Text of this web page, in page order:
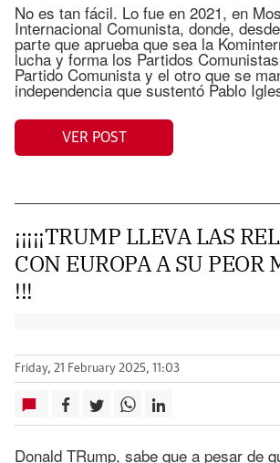
No es tan fácil. Lo fue en 2021, en
Internacional Comunista, donde,
parte que aprueba que sea la
lucha y forma los Partidos
Partido Comunista y el otro que se
independencia que sustentó Pablo
VER POST
¡¡¡¡¡TRUMP LLEVA LAS
CON EUROPA A SU PEOR
!!!
Friday, 21 February 2025, 11:03
Donald TRump, sabe que a pesar de